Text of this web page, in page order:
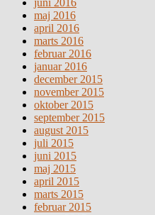
maj 2016
april 2016
marts 2016
februar 2016
januar 2016
december 2015
november 2015
oktober 2015
september 2015
august 2015
juli 2015
juni 2015
maj 2015
april 2015
marts 2015
februar 2015